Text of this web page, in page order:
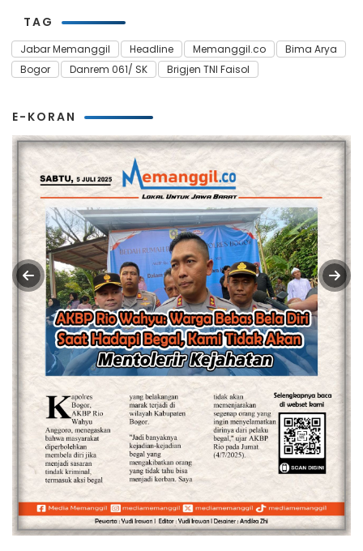
TAG
Jabar Memanggil Headline Memanggil.co
Bima Arya
Bogor
Danrem 061/ SK Brigjen TNI Faisol
E-KORAN